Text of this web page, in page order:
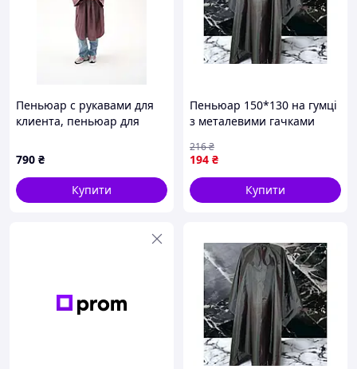
Пеньюар с рукавами для
клиента, пеньюар для
790 ₴
Купити
Пеньюар 150*130 на гумці
з металевими гачками
ТМEСТЕТ
194 ₴
216₴
Купити